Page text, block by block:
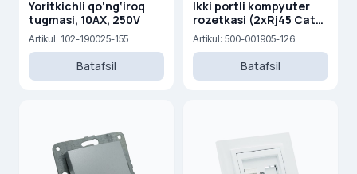
Yoritkichli qo‘ng‘iroq
tugmasi, 10AX, 250V
Artikul: 102-190025-155
Batafsil
Ikki portli kompyuter
rozetkasi (2xRj45 Cat
6)
Artikul: 500-001905-126
Batafsil